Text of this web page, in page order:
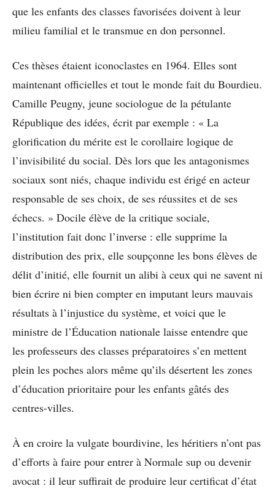
que les enfants des classes favorisées doivent à leur
milieu familial et le transmue en don personnel.
Ces thèses étaient iconoclastes en 1964. Elles sont
maintenant officielles et tout le monde fait du Bourdieu.
Camille Peugny, jeune sociologue de la pétulante
République des idées, écrit par exemple : « La
glorification du mérite est le corollaire logique de
l’invisibilité du social. Dès lors que les antagonismes
sociaux sont niés, chaque individu est érigé en acteur
responsable de ses choix, de ses réussites et de ses
échecs. » Docile élève de la critique sociale,
l’institution fait donc l’inverse : elle supprime la
distribution des prix, elle soupçonne les bons élèves de
délit d’initié, elle fournit un alibi à ceux qui ne savent ni
bien écrire ni bien compter en imputant leurs mauvais
résultats à l’injustice du système, et voici que le
ministre de l’Éducation nationale laisse entendre que
les professeurs des classes préparatoires s’en mettent
plein les poches alors même qu’ils désertent les zones
d’éducation prioritaire pour les enfants gâtés des
centres-villes.
À en croire la vulgate bourdivine, les héritiers n’ont pas
d’efforts à faire pour entrer à Normale sup ou devenir
avocat : il leur suffirait de produire leur certificat d’état